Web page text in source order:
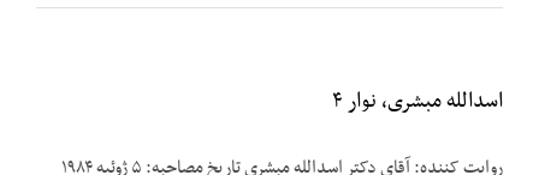
اسدالله مبشری، نوار ۴
روایت کننده: آقای دکتر اسدالله مبشری تاریخ مصاحبه: ۵ ژوئیه ۱۹۸۴